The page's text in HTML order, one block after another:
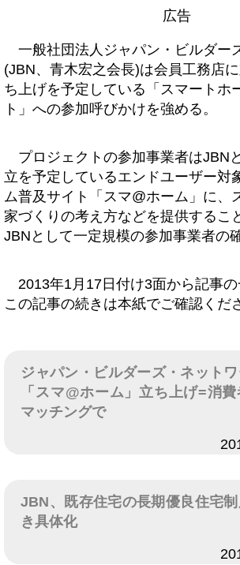
広告
一般社団法人ジャパン・ビルダー
(JBN、青木宏之会長)は会員工務店
ち上げを予定している「スマートホ
ト」への参加呼びかけを強める。
プロジェクトの参加事業者はJBN
立を予定しているエンドユーザー対
ム普及サイト「スマ@ホーム」に、
家づくりの考え方などを提供するこ
JBNとして一定規模の参加事業者の
2013年1月17日付け3面から記事
この記事の続きは本紙でご確認くだ
ジャパン・ビルダーズ・ネット
「スマ@ホーム」立ち上げ=消
マッチングで
JBN、既存住宅の長期優良住宅
き具体化